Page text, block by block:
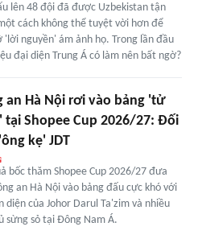
lên 48 đội đã được Uzbekistan tận
cách không thể tuyệt vời hơn để
'lời nguyền' ám ảnh họ. Trong lần đầu
đại diện Trung Á có làm nên bất ngờ?
an Hà Nội rơi vào bảng 'tử
tại Shopee Cup 2026/27: Đối
kẹ' JDT
bốc thăm Shopee Cup 2026/27 đưa
an Hà Nội vào bảng đấu cực khó với
diện của Johor Darul Ta'zim và nhiều
sừng sỏ tại Đông Nam Á.